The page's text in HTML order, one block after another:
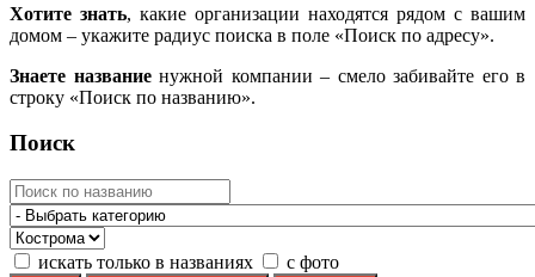
Хотите знать, какие организации находятся рядом с вашим
домом – укажите радиус поиска в поле «Поиск по адресу».
Знаете названиенужной компании – смело забивайте его в
строку «Поиск по названию».
Поиск
искать только в названиях с фото